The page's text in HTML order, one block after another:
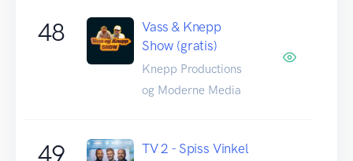
48
Vass & Knepp
Show (gratis)
Knepp Productions
og Moderne Media
49 TV 2 - Spiss Vinkel